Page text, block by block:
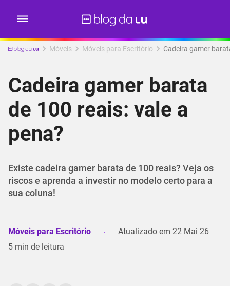
Móveis Móveis para Escritório Cadeira gamer
Cadeira gamer barata
de 100 reais: vale a
pena?
Existe cadeira gamer barata de 100 reais? Veja os
riscos e aprenda a investir no modelo certo para a
sua coluna!
Móveis para Escritório Atualizado em 22 Mai 26
5 min de leitura